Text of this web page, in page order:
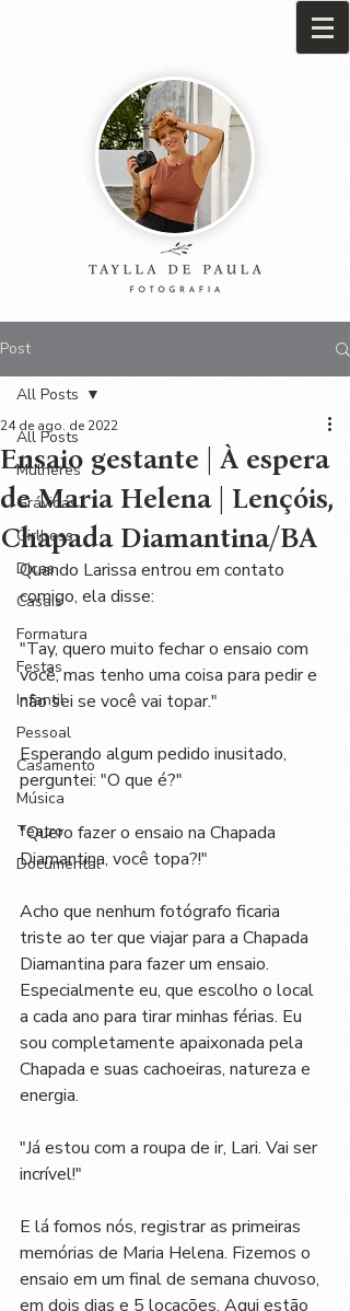
Post
All Posts
Mulheres
Grávidas
Girlboss
Dicas
Casais
Formatura
Festas
Infantil
Pessoal
Casamento
Música
Teatro
Documental
All Posts
Ensaio gestante | À espera
de Maria Helena | Lençóis,
Chapada Diamantina/BA
24 de ago. de 2022
Quando Larissa entrou em contato
comigo, ela disse:
"Tay, quero muito fechar o ensaio com
você, mas tenho uma coisa para pedir e
não sei se você vai topar."
Esperando algum pedido inusitado,
perguntei: "O que é?"
"Quero fazer o ensaio na Chapada
Diamantina, você topa?!"
Acho que nenhum fotógrafo ficaria
triste ao ter que viajar para a Chapada
Diamantina para fazer um ensaio.
Especialmente eu, que escolho o local
a cada ano para tirar minhas férias. Eu
sou completamente apaixonada pela
Chapada e suas cachoeiras, natureza e
energia.
"Já estou com a roupa de ir, Lari. Vai ser
incrível!"
E lá fomos nós, registrar as primeiras
memórias de Maria Helena. Fizemos o
ensaio em um final de semana chuvoso,
em dois dias e 5 locações. Aqui estão